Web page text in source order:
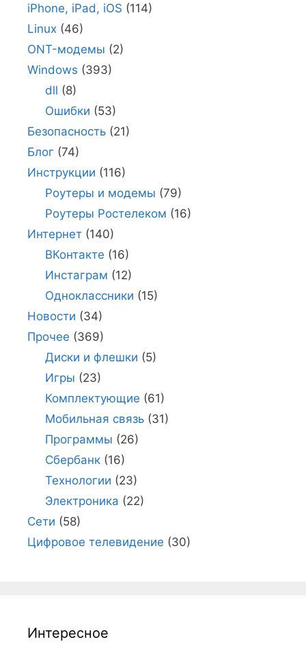
iPhone, iPad, iOS (114)
Linux (46)
ONT-модемы (2)
Windows (393)
dll (8)
Ошибки (53)
Безопасность (21)
Блог (74)
Инструкции (116)
Роутеры и модемы (79)
Роутеры Ростелеком (16)
Интернет (140)
ВКонтакте (16)
Инстаграм (12)
Одноклассники (15)
Новости (34)
Прочее (369)
Диски и флешки (5)
Игры (23)
Комплектующие (61)
Мобильная связь(31)
Программы (26)
Сбербанк(16)
Технологии (23)
Электроника (22)
Сети (58)
Цифровое телевидение (30)
Интересное